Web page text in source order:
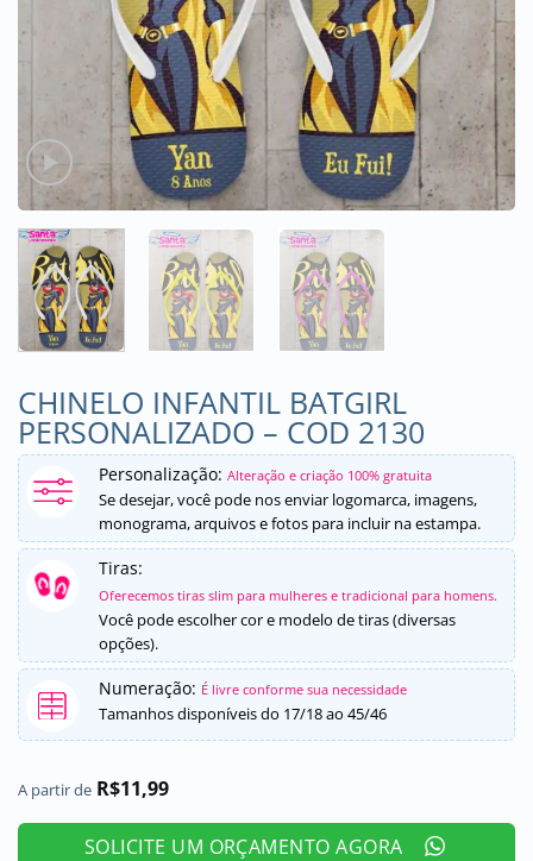
CHINELO INFANTIL BATGIRL
PERSONALIZADO – COD 2130
Personalização: Alteração e criação 100% gratuita
Se desejar, você pode nos enviar logomarca, imagens,
monograma, arquivos e fotos para incluir na estampa.
Tiras:
Oferecemos tiras slim para mulheres e tradicional para homens.
Você pode escolher cor e modelo de tiras (diversas
opções).
Numeração: É livre conforme sua necessidade
Tamanhos disponíveis do 17/18 ao 45/46
A partir de R$11,99
SOLICITE UM ORÇAMENTO AGORA